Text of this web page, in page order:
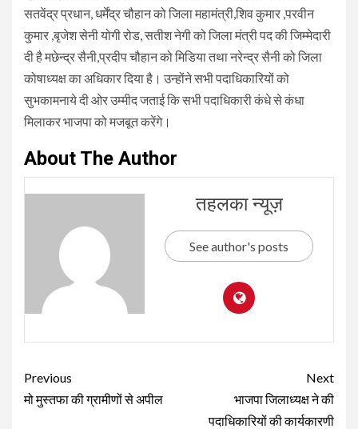
सतवेंद्र प्रधान, धर्मेंद्र चौहान को जिला महामंत्री,शिव कुमार ,परवीन
कुमार ,बृजेश सेनी योगी रोड, सतीश नेगी को जिला मंत्री पद की जिम्मेदारी
दी है मछेन्द्र सैनी,प्रदीप चौहान को मिडिया तथा नरेन्द्र सैनी को जिला
कोषाध्यक्ष का अधिकार दिया है। उन्होंने सभी पदाधिकारियों को
सुभकामनाये दी ओर उम्मीद जताई कि सभी पदाधिकारी कंधे से कंधा
मिलाकर भाजपा को मजबूत करेंगे।
About The Author
तहलका न्यूज़
See author's posts
Continue
Reading
Previous
मो मुस्तफा की ग्रामीणों से अपील
Next
भाजपा जिलाध्यक्ष ने की
पदाधिकारियों की कार्यकारणी